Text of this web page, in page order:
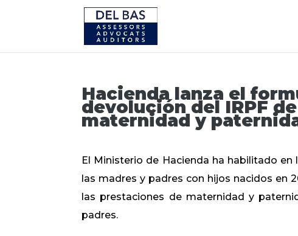
Hacienda lanza el
devolución del IRPF
maternidad y
El Ministerio de Hacienda ha habilitado
las madres y padres con hijos nacidos en
las prestaciones de maternidad y
padres.